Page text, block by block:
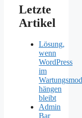
Letzte
Artikel
Lösung,
wenn
WordPress
im
hängen
bleibt
Admin
Bar